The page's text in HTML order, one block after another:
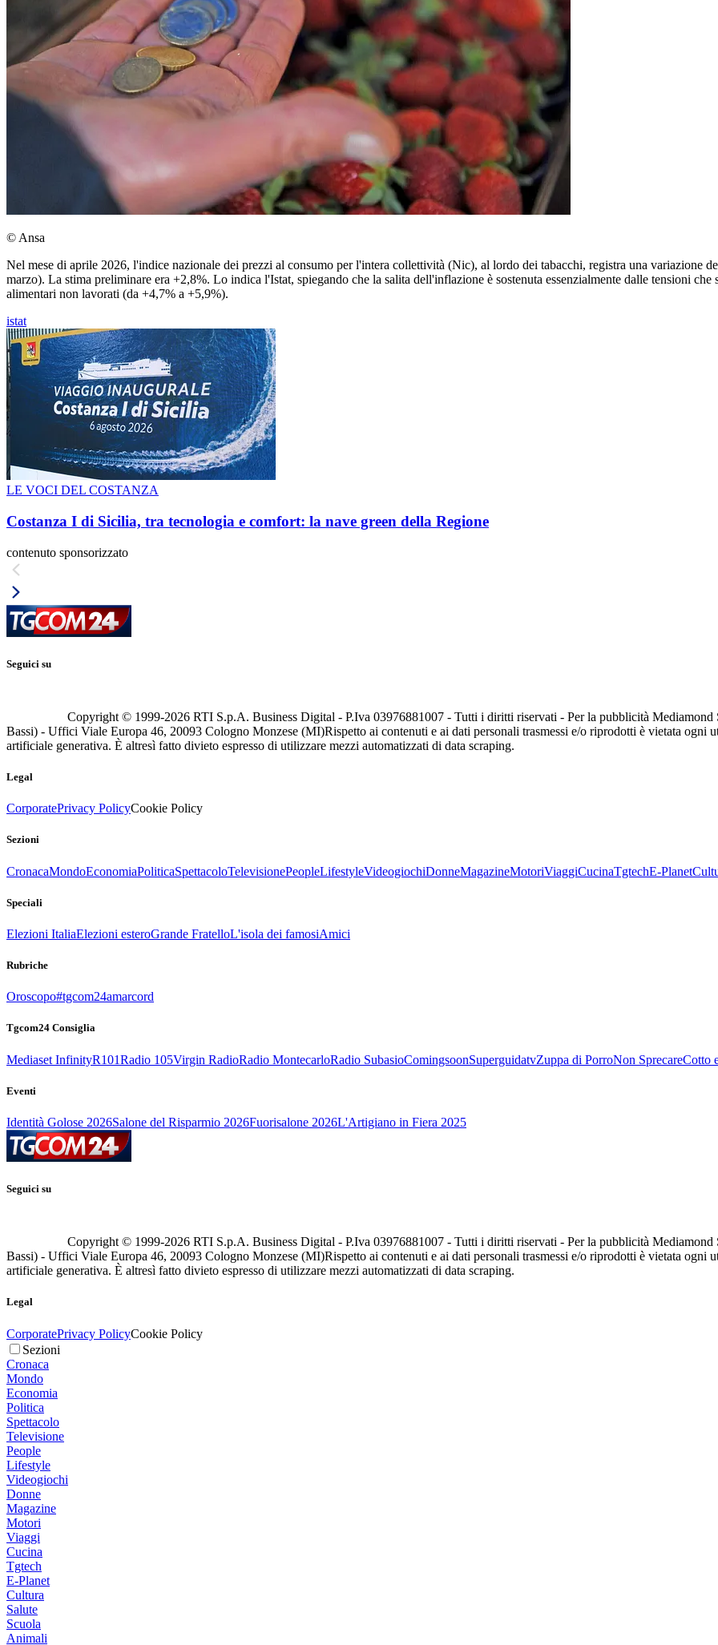
© Ansa
Nel mese di aprile 2026, l'indice nazionale dei prezzi al consumo per l'intera collettività (Nic), al lordo dei tabacchi, registra una variazione
marzo). La stima preliminare era +2,8%. Lo indica l'Istat, spiegando che la salita dell'inflazione è sostenuta essenzialmente dalle tensioni
alimentari non lavorati (da +4,7% a +5,9%).
istat
LE VOCI DEL COSTANZA
Costanza I di Sicilia, tra tecnologia e comfort: la nave green della Regione
contenuto sponsorizzato
Seguici su
Copyright © 1999-2026 RTI S.p.A. Business Digital - P.Iva 03976881007 - Tutti i diritti riservati - Per la pubblicità
Bassi) - Uffici Viale Europa 46, 20093 Cologno Monzese (MI)Rispetto ai contenuti e ai dati personali trasmessi e/o riprodotti è vietata ogni
artificiale generativa. È altresì fatto divieto espresso di utilizzare mezzi automatizzati di data scraping.
Legal
CorporatePrivacy PolicyCookie Policy
Sezioni
CronacaMondoEconomiaPoliticaSpettacoloTelevisionePeopleLifestyleVideogiochiDonneMagazineMotoriViaggiCucinaTgtechE-Planet
Speciali
Elezioni ItaliaElezioni esteroGrande FratelloL'isola dei famosiAmici
Rubriche
Oroscopo#tgcom24amarcord
Tgcom24 Consiglia
Mediaset InfinityR101Radio 105Virgin RadioRadio MontecarloRadio SubasioComingsoonSuperguidatvZuppa di PorroNon SprecareCotto
Eventi
Identità Golose 2026Salone del Risparmio 2026Fuorisalone 2026L'Artigiano in Fiera 2025
Seguici su
Copyright © 1999-2026 RTI S.p.A. Business Digital - P.Iva 03976881007 - Tutti i diritti riservati - Per la pubblicità
Bassi) - Uffici Viale Europa 46, 20093 Cologno Monzese (MI)Rispetto ai contenuti e ai dati personali trasmessi e/o riprodotti è vietata ogni
artificiale generativa. È altresì fatto divieto espresso di utilizzare mezzi automatizzati di data scraping.
Legal
CorporatePrivacy PolicyCookie Policy
Sezioni
Cronaca
Mondo
Economia
Politica
Spettacolo
Televisione
People
Lifestyle
Videogiochi
Donne
Magazine
Motori
Viaggi
Cucina
Tgtech
E-Planet
Cultura
Salute
Scuola
Animali